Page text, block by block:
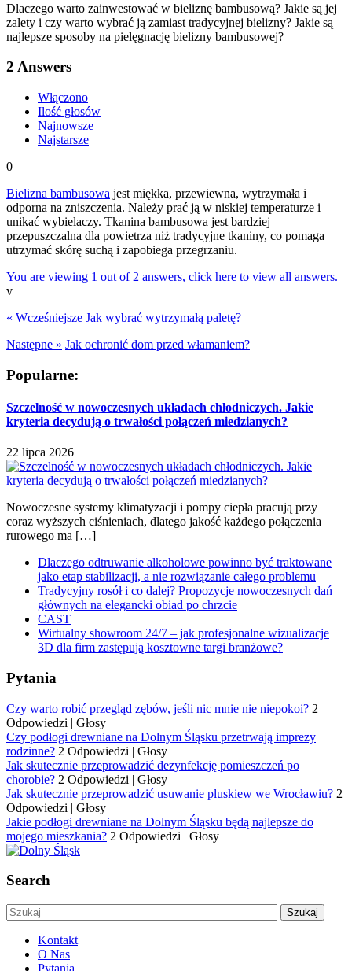
Dlaczego warto zainwestować w bieliznę bambusową? Jakie są jej
zalety i czy warto wybrać ją zamiast tradycyjnej bielizny? Jakie są
najlepsze sposoby na pielęgnację bielizny bambusowej?
2 Answers
Włączono
Ilość głosów
Najnowsze
Najstarsze
0
Bielizna bambusowa jest miękka, przewiewna, wytrzymała i
odporna na zniszczenia. Należy prać ją w niskiej temperaturze i
unikać wybielaczy. Tkanina bambusowa jest bardziej
przepuszczalna dla powietrza niż tradycyjne tkaniny, co pomaga
utrzymać skórę suchą i zapobiega przegrzaniu.
You are viewing 1 out of 2 answers, click here to view all answers.
v
« Wcześniejsze Jak wybrać wytrzymałą paletę?
Następne » Jak ochronić dom przed włamaniem?
Popularne:
Szczelność w nowoczesnych układach chłodniczych. Jakie
kryteria decydują o trwałości połączeń miedzianych?
22 lipca 2026
Nowoczesne systemy klimatyzacji i pompy ciepła pracują przy
coraz wyższych ciśnieniach, dlatego jakość każdego połączenia
rurowego ma […]
Dlaczego odtruwanie alkoholowe powinno być traktowane
jako etap stabilizacji, a nie rozwiązanie całego problemu
Tradycyjny rosół i co dalej? Propozycje nowoczesnych dań
głównych na elegancki obiad po chrzcie
CAST
Wirtualny showroom 24/7 – jak profesjonalne wizualizacje
3D dla firm zastępują kosztowne targi branżowe?
Pytania
Czy warto robić przegląd zębów, jeśli nic mnie nie niepokoi? 2
Odpowiedzi | Głosy
Czy podłogi drewniane na Dolnym Śląsku przetrwają imprezy
rodzinne? 2 Odpowiedzi | Głosy
Jak skutecznie przeprowadzić dezynfekcję pomieszczeń po
chorobie? 2 Odpowiedzi | Głosy
Jak skutecznie przeprowadzić usuwanie pluskiew we Wrocławiu? 2
Odpowiedzi | Głosy
Jakie podłogi drewniane na Dolnym Śląsku będą najlepsze do
mojego mieszkania? 2 Odpowiedzi | Głosy
Search
Kontakt
O Nas
Pytania